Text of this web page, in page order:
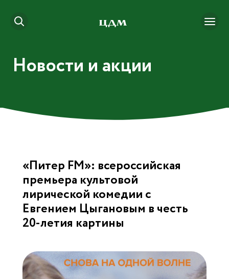
Новости и акции
«Питер FM»: всероссийская
премьера культовой
лирической комедии с
Евгением Цыгановым в честь
20-летия картины